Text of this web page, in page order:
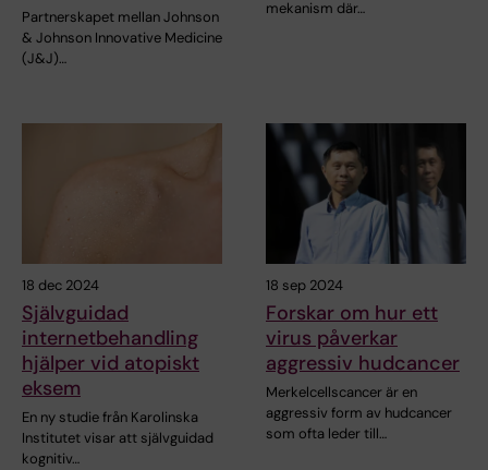
Partnerskapet mellan Johnson
& Johnson Innovative Medicine
(J&J)…
mekanism där…
18 dec 2024
Självguidad
internetbehandling
hjälper vid atopiskt
eksem
En ny studie från Karolinska
Institutet visar att självguidad
kognitiv…
18 sep 2024
Forskar om hur ett
virus påverkar
aggressiv hudcancer
Merkelcellscancer är en
aggressiv form av hudcancer
som ofta leder till…